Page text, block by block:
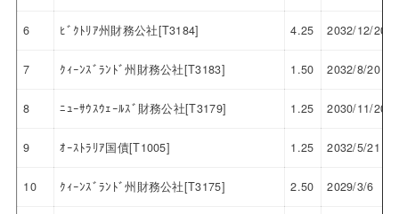
6 ﾋﾞｸﾄﾘｱ州財務公社[T3184] 4.25 2032/12/20
7 ｸｨｰﾝｽﾞﾗﾝﾄﾞ州財務公社[T3183] 1.50 2032/8/20
8 ﾆｭｰｻｳｽｳｪｰﾙｽﾞ財務公社[T3179] 1.25 2030/11/20
9 ｵｰｽﾄﾗﾘｱ国債[T1005] 1.25 2032/5/21
10 ｸｨｰﾝｽﾞﾗﾝﾄﾞ州財務公社[T3175] 2.50 2029/3/6